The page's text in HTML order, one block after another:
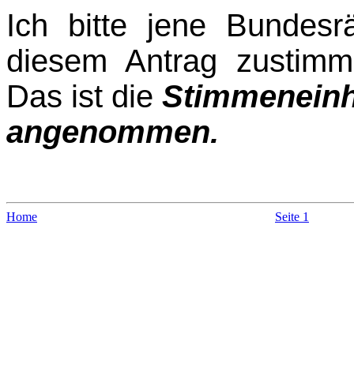
Ich bitte jene
diesem Antrag
Das ist die
angenommen.
Home Seite 1